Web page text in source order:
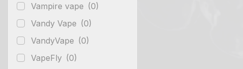
Vampire vape (0)
Vandy Vape (0)
VandyVape (0)
VapeFly (0)